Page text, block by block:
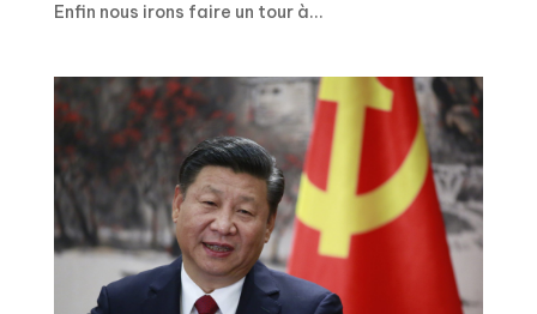
Enfin nous irons faire un tour à...